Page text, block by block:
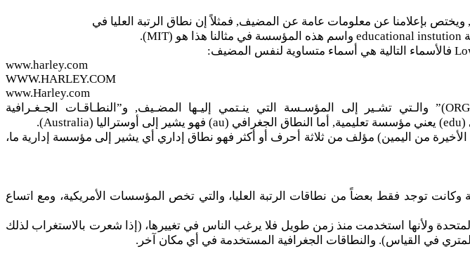
www.harley.com
WWW.HARLEY.COM
www.Harley.com
هناك نوعين من نطاقات الرتبة العليا وهي “النطاقات الإدارية( ORGANIZATIONAL DOMAINS)” والـتي تشـير إلى المؤسـسة التي ينـتمي إليـها المضـيف, و”النطـاقـات الجـغـرافية
من اليمين) مؤلف من ثلاثة أحرف أو أكثر فهو نطاق إداري أي يشير إلى مؤسسة إدارية ما،
وكانت توجد فقط بعضاً من نطاقات الرتبة العليا، والتي تخص المؤسسات الأمريكية، ومع اتساع
المتحدة ولأنها استخدمت منذ زمن طويل فلا يرغب الناس في تغييرها، (إذا شعرت بالاستغراب لذلك
في القياس). والنطاقات الجغرافية المستخدمة في أي مكان آخر.